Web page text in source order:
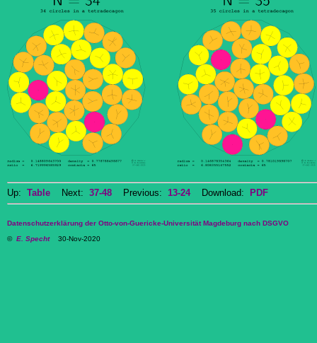
Up: Table Next: 37-48 Previous: 13-24Download: PDF
Datenschutzerklärung der Otto-von-Guericke-Universität Magdeburg nach DSGVO
© E. Specht30-Nov-2020